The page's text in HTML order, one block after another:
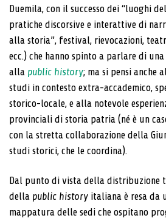
Duemila, con il successo dei “luoghi
pratiche discorsive e interattive di
alla storia”, festival, rievocazioni,
ecc.) che hanno spinto a parlare di
alla public history; ma si pensi anche
studi in contesto extra-accademico,
storico-locale, e alla notevole
provinciali di storia patria (né è un
con la stretta collaborazione della
studi storici, che le coordina).
Dal punto di vista della distribuzione
della public history italiana è resa da
mappatura delle sedi che ospitano